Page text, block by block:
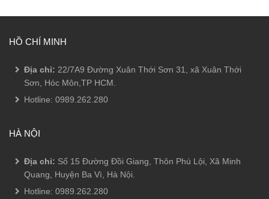
HỒ CHÍ MINH
Địa chỉ: 22/7A9 Đường Xuân Thới Sơn 31, xã Xuân Thới
Sơn, Hóc Môn,TP HCM.
Hotline: 0989.262.280
HÀ NỘI
Địa chỉ: Số 15 Đường Đồi Giang, Thôn Phú Lội, Xã Minh
Quang, Huyện Ba Vì, Hà Nội.
Hotline: 0989.262.280